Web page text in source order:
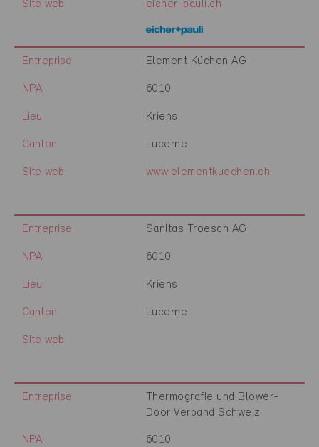
Site web eicher-pauli.ch
Entreprise Element Küchen AG
NPA 6010
Lieu Kriens
Canton Lucerne
Site web www.elementkuechen.ch
Entreprise Sanitas Troesch AG
NPA 6010
Lieu Kriens
Canton Lucerne
Site web
Entreprise
Thermografie und Blower-
Door Verband Schweiz
NPA 6010